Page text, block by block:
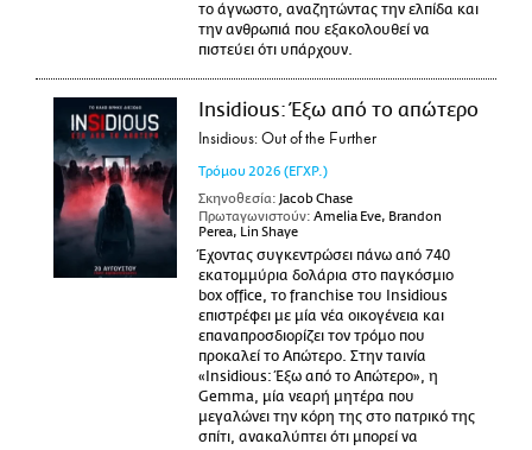
το άγνωστο, αναζητώντας την ελπίδα και
την ανθρωπιά που εξακολουθεί να
πιστεύει ότι υπάρχουν.
Insidious: Έξω από το απώτερο
Insidious: Out of the Further
Τρόμου 2026 (ΕΓΧΡ.)
Σκηνοθεσία: Jacob Chase
Πρωταγωνιστούν: Amelia Eve, Brandon
Perea, Lin Shaye
Έχοντας συγκεντρώσει πάνω από 740
εκατομμύρια δολάρια στο παγκόσμιο
box office, το franchise του Insidious
επιστρέφει με μία νέα οικογένεια και
επαναπροσδιορίζει τον τρόμο που
προκαλεί το Απώτερο. Στην ταινία
«Insidious: Έξω από το Απώτερο», η
Gemma, μία νεαρή μητέρα που
μεγαλώνει την κόρη της στο πατρικό της
σπίτι, ανακαλύπτει ότι μπορεί να